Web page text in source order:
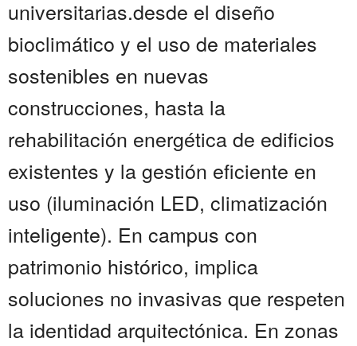
universitarias.desde el diseño
bioclimático y el uso de materiales
sostenibles en nuevas
construcciones, hasta la
rehabilitación energética de edificios
existentes y la gestión eficiente en
uso (iluminación LED, climatización
inteligente). En campus con
patrimonio histórico, implica
soluciones no invasivas que respeten
la identidad arquitectónica. En zonas